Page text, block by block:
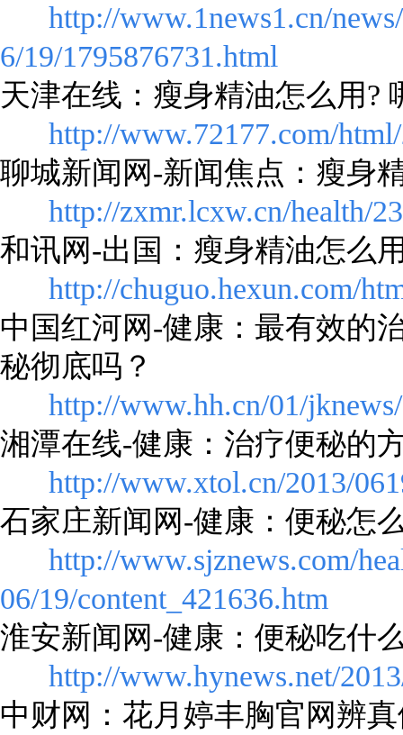
http://www.1news1.cn/
6/19/1795876731.html
天津在线：瘦身精油怎么用?
http://www.72177.com/
聊城新闻网-新闻焦点：瘦身
http://zxmr.lcxw.cn/health/
和讯网-出国：瘦身精油怎么
http://chuguo.hexun.com/
中国红河网-健康：最有效的
秘彻底吗？
http://www.hh.cn/01/
湘潭在线-健康：治疗便秘的
http://www.xtol.cn/2013/
石家庄新闻网-健康：便秘怎
http://www.sjznews.com/
06/19/content_421636.htm
淮安新闻网-健康：便秘吃什
http://www.hynews.net/
中财网：花月婷丰胸官网辨